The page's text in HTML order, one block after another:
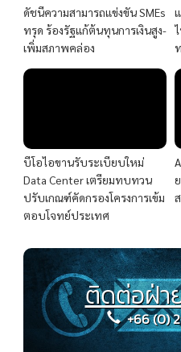
ดัชนีความสามารถแข่งขัน SMEs
ทรุด ร้องรัฐแก้ต้นทุนการเงินสูง-
เพิ่มสภาพคล่อง
บีโอไอขานรับระเบียบใหม่
Data Center เตรียมทบทวน
ปรับเกณฑ์คัดกรองโครงการเข้ม
ตอบโจทย์ประเทศ
ติดต่อฝ่า
+66 (0)